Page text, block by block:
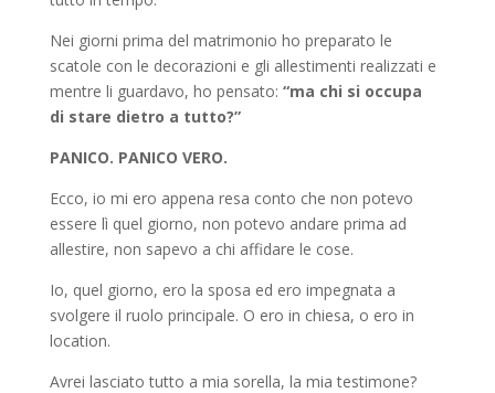
Nei giorni prima del matrimonio ho preparato le
scatole con le decorazioni e gli allestimenti realizzati e
mentre li guardavo, ho pensato: “ma chi si occupa
di stare dietro a tutto?”
PANICO. PANICO VERO.
Ecco, io mi ero appena resa conto che non potevo
essere lì quel giorno, non potevo andare prima ad
allestire, non sapevo a chi affidare le cose.
Io, quel giorno, ero la sposa ed ero impegnata a
svolgere il ruolo principale. O ero in chiesa, o ero in
location.
Avrei lasciato tutto a mia sorella, la mia testimone?